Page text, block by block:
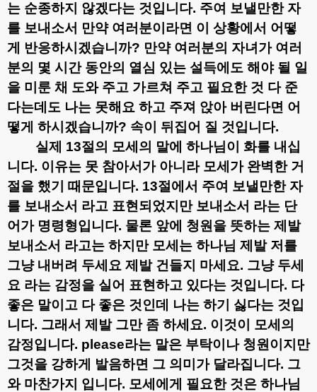
는 순종하지 않겠다는 것입니다. 주여 보낼만한 자
를 보내소서 만약 여러분이라면 이 상황에서 어떻
게 반응하시겠습니까? 만약 여러분의 자녀가 여러
분의 몇 시간 동안의 열심 있는 설득에도 해야 될 일
을 미룬 채 도와 주고 가르쳐 주고 필요한 것 다 준
다는데도 나는 못해요 하고 주져 앉아 버린다면 어
떻게 하시겠습니까? 속이 뒤집어 질 것입니다.
실제
13절의 모세의 말에 하나님이 화를 내십
니다. 이유는 못 참아서가 아니라 모세가 완벽한 거
절을 했기 때문입니다. 13절에서 주여 보낼만한 자
를 보내소서 라고 표현되었지만 보내소서 라는 단
어가 명령형입니다. 물론 앞에 청원을 뜻하는 제발
보내소서 라고는 하지만 모세는 하나님 제발 저를
그냥 내버려 두세요 제발 건들지 마세요. 그냥 두세
요 라는 감정을 실어 표현하고 있다는 것입니다. 다
좋은 말이고 다 좋은 것인데 나는 하기 싫다는 것입
니다. 그래서 제발 그만 좀 하세요. 이것이 모세의
감정입니다. please라는 말은 부탁이나 청원이지만
그것을 강하게 발음하면 그 의미가 달라집니다. 그
와 마찬가지 입니다. 모세에게 필요한 것은 하나님